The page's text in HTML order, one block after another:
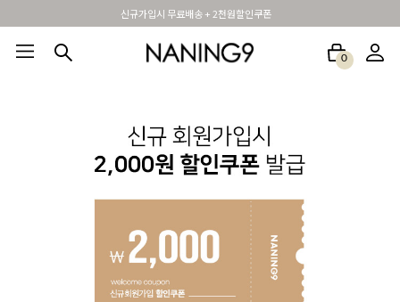
신규가입시 무료배송 + 2천원할인쿠폰
0